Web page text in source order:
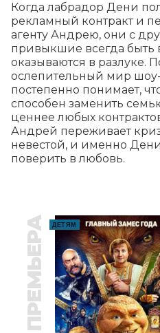
Когда лабрадор Дени
рекламный контракт и
агенту Андрею, они с
привыкшие всегда быть
оказываются в разлуке.
ослепительный мир
постепенно понимает,
способен заменить
ценнее любых
Андрей переживает
невестой, и именно
поверить в любовь.
ПРЕМЬЕРА ДЕТЯМ